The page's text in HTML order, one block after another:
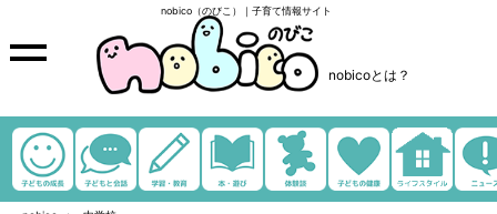
nobico（のびこ）｜子育て情報サイト
nobicoとは？